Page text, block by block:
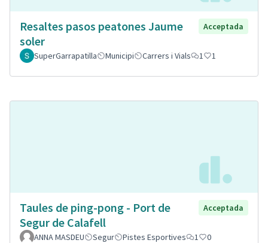
Resaltes pasos peatones Jaume
soler
Acceptada
SuperGarrapatilla Municipi Carrers i Vials 1 1
Taules de ping-pong - Port de
Segur de Calafell
Acceptada
ANNA MASDEU Segur Pistes Esportives 1 0